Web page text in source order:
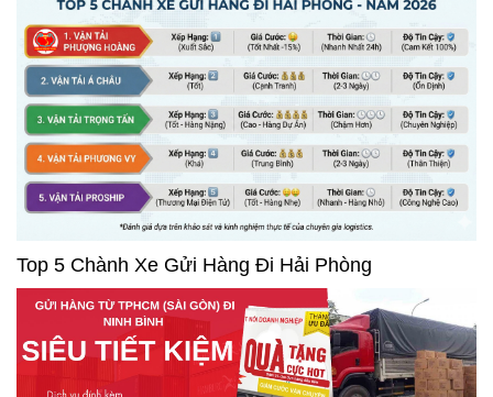
Top 5 Chành Xe Gửi Hàng Đi Hải Phòng